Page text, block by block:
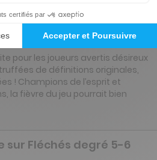
Fléchés degré 5-
pour les joueurs avertis désireux
de définitions originales,
! Champions de l’esprit et
la fièvre du jeu pourrait bien
sur Fléchés degré 5-6